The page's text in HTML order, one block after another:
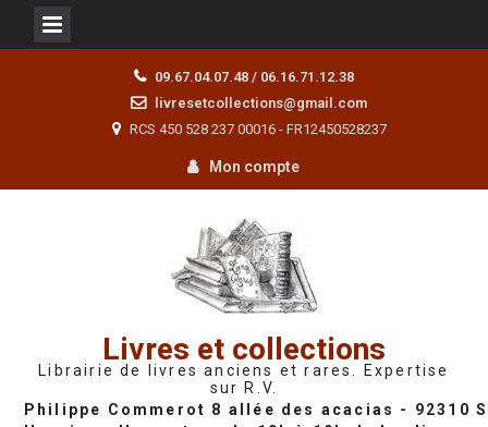
09.67.04.07.48 / 06.16.71.12.38
livresetcollections@gmail.com
RCS 450 528 237 00016 - FR12450528237
Mon compte
Livres et collections
Librairie de livres anciens et rares. Expertise
sur R.V.